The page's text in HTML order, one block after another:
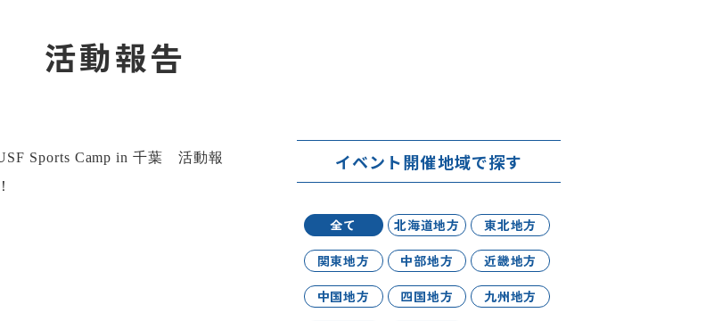
活動報告
イベント開催地域で探す
全て 北海道地方
東北地方
関東地方
中部地方
近畿地方
中国地方
四国地方
九州地方